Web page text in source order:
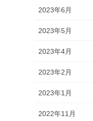
2023年6月
2023年5月
2023年4月
2023年2月
2023年1月
2022年11月